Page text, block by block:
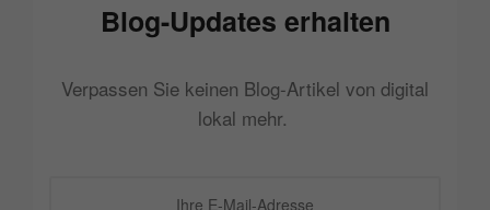
Blog-Updates erhalten
Verpassen Sie keinen Blog-Artikel von digital
lokal mehr.